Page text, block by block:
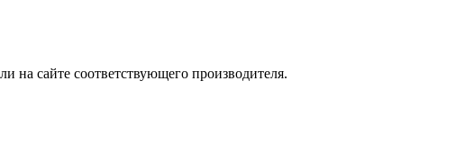
на сайте соответствующего производителя.